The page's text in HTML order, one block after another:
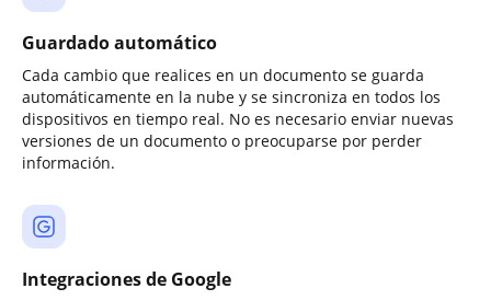
Guardado automático
Cada cambio que realices en un documento se guarda
automáticamente en la nube y se sincroniza en todos los
dispositivos en tiempo real. No es necesario enviar nuevas
versiones de un documento o preocuparse por perder
información.
Integraciones de Google